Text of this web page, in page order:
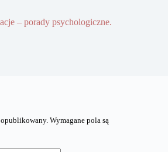
– porady psychologiczne.
Wymagane pola są